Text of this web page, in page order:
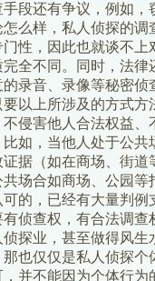
手段还有争议，例如，
么样，私人侦探的调
性，因此也就谈不上
全不同。同时，法律
录音、录像等秘密侦
以上所涉及的方式方
侵害他人合法权益、
如，当他人处于公共
据（如在商场、街道
场合如商场、公园等
的，已经有大量判例
侦查权，有合法调查
探业，甚至做得风生
也仅仅是私人侦探个
并不能因为个体行为